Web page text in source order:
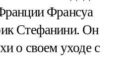
Франсуа
Стефанини. Он
о своем уходе с